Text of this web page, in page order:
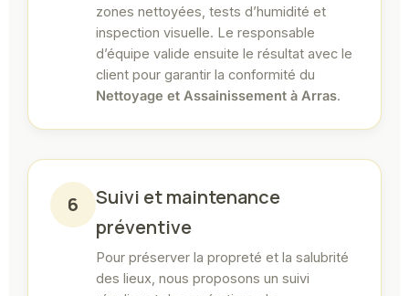
zones nettoyées, tests d’humidité et
inspection visuelle. Le responsable
d’équipe valide ensuite le résultat avec le
client pour garantir la conformité du
Nettoyage et Assainissement à Arras.
6
Suivi et maintenance
préventive
Pour préserver la propreté et la salubrité
des lieux, nous proposons un suivi